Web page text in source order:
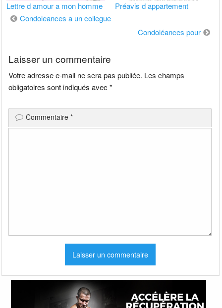
Lettre d amour a mon homme Préavis d appartement
Navigation
Condoleances a un collegue
Condoléances pour
Laisser un commentaire
Votre adresse e-mail ne sera pas publiée. Les champs
obligatoires sont indiqués avec*
Commentaire*